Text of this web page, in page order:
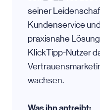
seiner
Kundenservice
praxisnahe
KlickTipp-Nutzer
wachsen.